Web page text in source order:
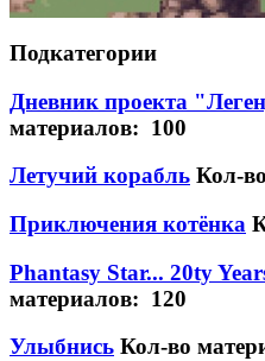
Подкатегории
Дневник проекта
материалов: 100
Летучий корабль Кол-
Приключения котёнка
Phantasy Star... 20ty
материалов: 120
Улыбнись Кол-во